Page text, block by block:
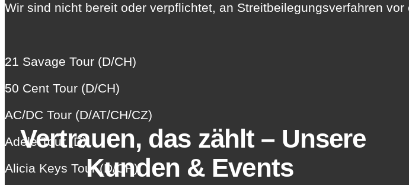
Wir sind nicht bereit oder verpflichtet, an Streitbeilegungsverfahren
21 Savage Tour (D/CH)
50 Cent Tour (D/CH)
AC/DC Tour (D/AT/CH/CZ)
Adele Tour (D)
Alicia Keys Tour (D/CH)
Vertrauen, das zählt – Unsere
Kunden & Events